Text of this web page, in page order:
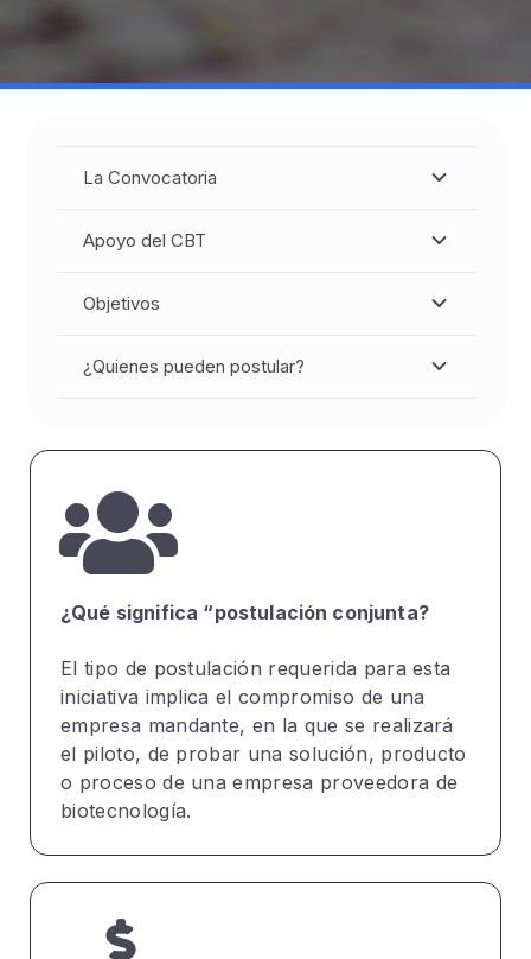
La Convocatoria
Apoyo del CBT
Objetivos
¿Quienes pueden postular?
¿Qué significa “postulación conjunta?
El tipo de postulación requerida para esta
iniciativa implica el compromiso de una
empresa mandante, en la que se realizará
el piloto, de probar una solución, producto
o proceso de una empresa proveedora de
biotecnología.